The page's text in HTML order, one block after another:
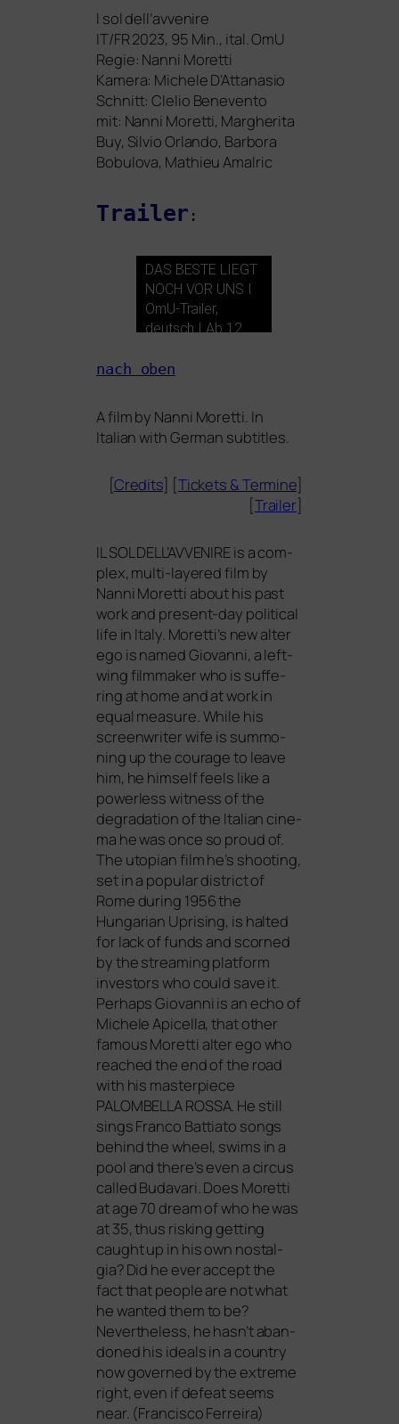
l sol del­l’av­ve­ni­re
IT/FR2023, 95 Min., ital. OmU
Regie: Nanni Moretti
Kamera: Michele D’Attanasio
Schnitt: Clelio Benevento
mit: Nanni Moretti, Margherita
Buy, Silvio Orlando, Barbora
Bobulova, Mathieu Amalric
Trailer :
DAS BESTE LIEGT
NOCH VOR UNS
OmU-Trailer,
deutsch I Ab 12.
nach oben
A film by Nanni Moretti. In
Italian with German subtitles.
[Credits] [Tickets &Termine]
[Trailer]
ILSOLDELLAVVENIREis a com­
plex, mul­ti-laye­red film by
Nanni Moretti about his past
work and pre­sent-day poli­ti­cal
life in Italy. Moretti’s new alter
ego is named Giovanni, a left-
wing film­ma­ker who is suf­fe­
ring at home and at work in
equal mea­su­re. While his
screen­wri­ter wife is sum­mo­
ning up the cou­ra­ge to lea­ve
him, he hims­elf feels like a
power­less wit­ness of the
degra­da­ti­on of the Italian cine­
ma he was once so proud of.
The uto­pian film he’s shoo­ting,
set in a popu­lar dis­trict of
Rome during 1956 the
Hungarian Uprising, is hal­ted
for lack of funds and scor­ned
by the strea­ming plat­form
inves­tors who could save it.
Perhaps Giovanni is an echo of
Michele Apicella, that other
famous Moretti alter ego who
rea­ched the end of the road
with his mas­ter­pie­ce
PALOMBELLAROSSA. He still
sings Franco Battiato songs
behind the wheel, swims in a
pool and there’s even a cir­cus
cal­led Budavari. Does Moretti
at age 70 dream of who he was
at 35, thus ris­king get­ting
caught up in his own nost­al­
gia? Did he ever accept the
fact that peo­p­le are not what
he wan­ted them to be?
Nevertheless, he hasn’t aban­
do­ned his ide­als in a coun­try
now gover­ned by the extre­me
right, even if defeat seems
near. (Francisco Ferreira)